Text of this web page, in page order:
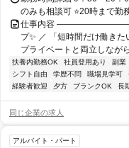
のみも相談可 ⭐20時まで勤
仕事内容
プ✨ ／ 「短時間だけ働き
プライベートと両立しなが
扶養内勤務OK 社員登用あり 副業
シフト自由
学歴不問 職場見学可
経験者歓迎
夕方 ブランクOK 長
同じ企業の求人
アルバイト・パート